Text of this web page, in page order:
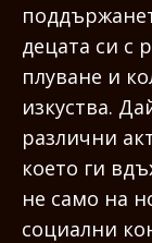
децата си с
плуване и
изкуства.
различни
което ги
не само на
социални